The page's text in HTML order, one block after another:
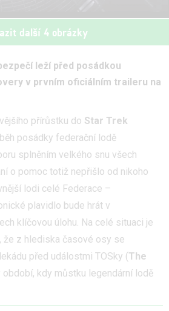
další 4 obrázky
leží před posádkou
v prvním oficiálním traileru na
přírůstku do Star Trek
posádky federační lodě
splněním velkého snu všech
o pomoc totiž nepřišlo od nikoho
lodi celé Federace –
plavidlo bude hrát v
klíčovou úlohu. Na celé situaci je
že z hlediska časové osy se
před událostmi TOSky (The
kdy můstku legendární lodě